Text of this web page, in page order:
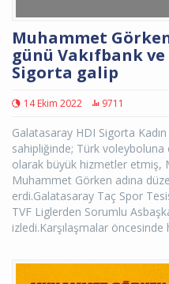
Muhammet
günü Vakıfbank
Sigorta galip
14 Ekim 2022 9711
Galatasaray HDI Sigorta Kadın
sahipliğinde; Türk
olarak büyük hizmetler etmiş,
Muhammet Görken adına
erdi.Galatasaray Taç Spor
TVF Liglerden Sorumlu
izledi.Karşılaşmalar öncesinde